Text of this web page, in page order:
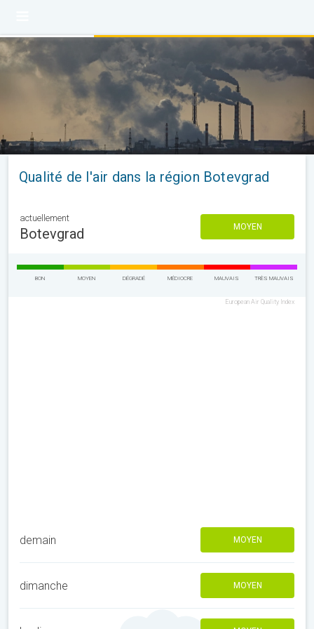
Qualité de l'air dans la région Botevgrad
actuellement
Botevgrad MOYEN
BON MOYEN DÉGRADÉ MÉDIOCRE MAUVAIS TRÈS MAUVAIS
European Air Quality Index
demain MOYEN
dimanche MOYEN